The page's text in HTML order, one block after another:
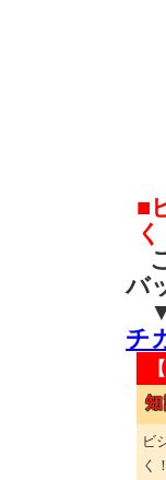
■
バ
▼
チ
ビ
く